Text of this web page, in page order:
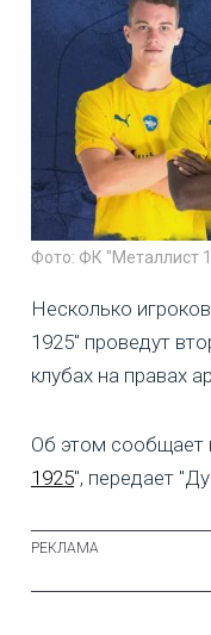
Фото: ФК "Металлист
Несколько
1925" проведут
клубах на правах
Об этом сообщает
1925", передает